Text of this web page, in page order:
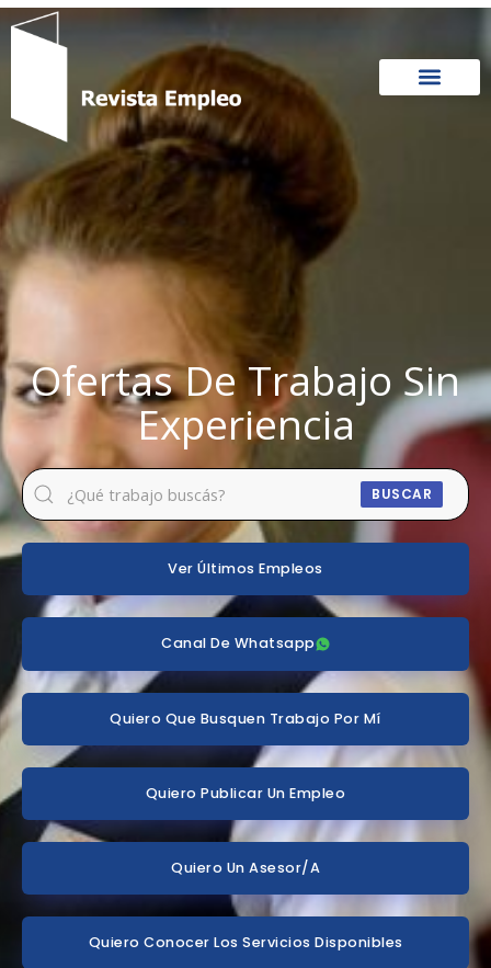
Ir
Ofertas De Trabajo Sin
Experiencia
BUSCAR
Ver Últimos Empleos
Canal De Whatsapp
Quiero Que Busquen Trabajo Por Mí
Quiero Publicar Un Empleo
Quiero Un Asesor/a
Quiero Conocer Los Servicios Disponibles